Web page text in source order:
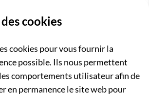
nous ?
cookies
cookies pour vous fournir la
possible. Ils nous permettent
comportements utilisateur afin de
en permanence le site web pour